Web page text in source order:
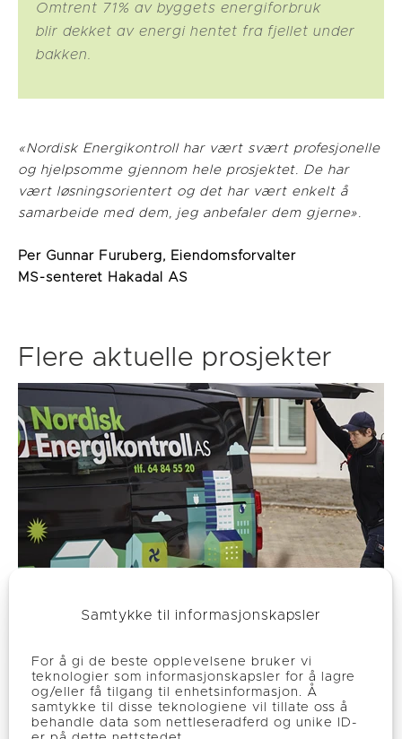
Omtrent 71% av byggets energiforbruk
blir dekket av energi hentet fra fjellet under
bakken.
«Nordisk Energikontroll har vært svært profesjonelle
og hjelpsomme gjennom hele prosjektet. De har
vært løsningsorientert og det har vært enkelt å
samarbeide med dem, jeg anbefaler dem gjerne».
Per Gunnar Furuberg, Eiendomsforvalter
MS-senteret Hakadal AS
Flere aktuelle prosjekter
Vi søker serviceleder
Les mer
Samtykke til informasjonskapsler
For å gi de beste opplevelsene bruker vi
teknologier som informasjonskapsler for å lagre
og/eller få tilgang til enhetsinformasjon. Å
samtykke til disse teknologiene vil tillate oss å
behandle data som nettleseradferd og unike ID-